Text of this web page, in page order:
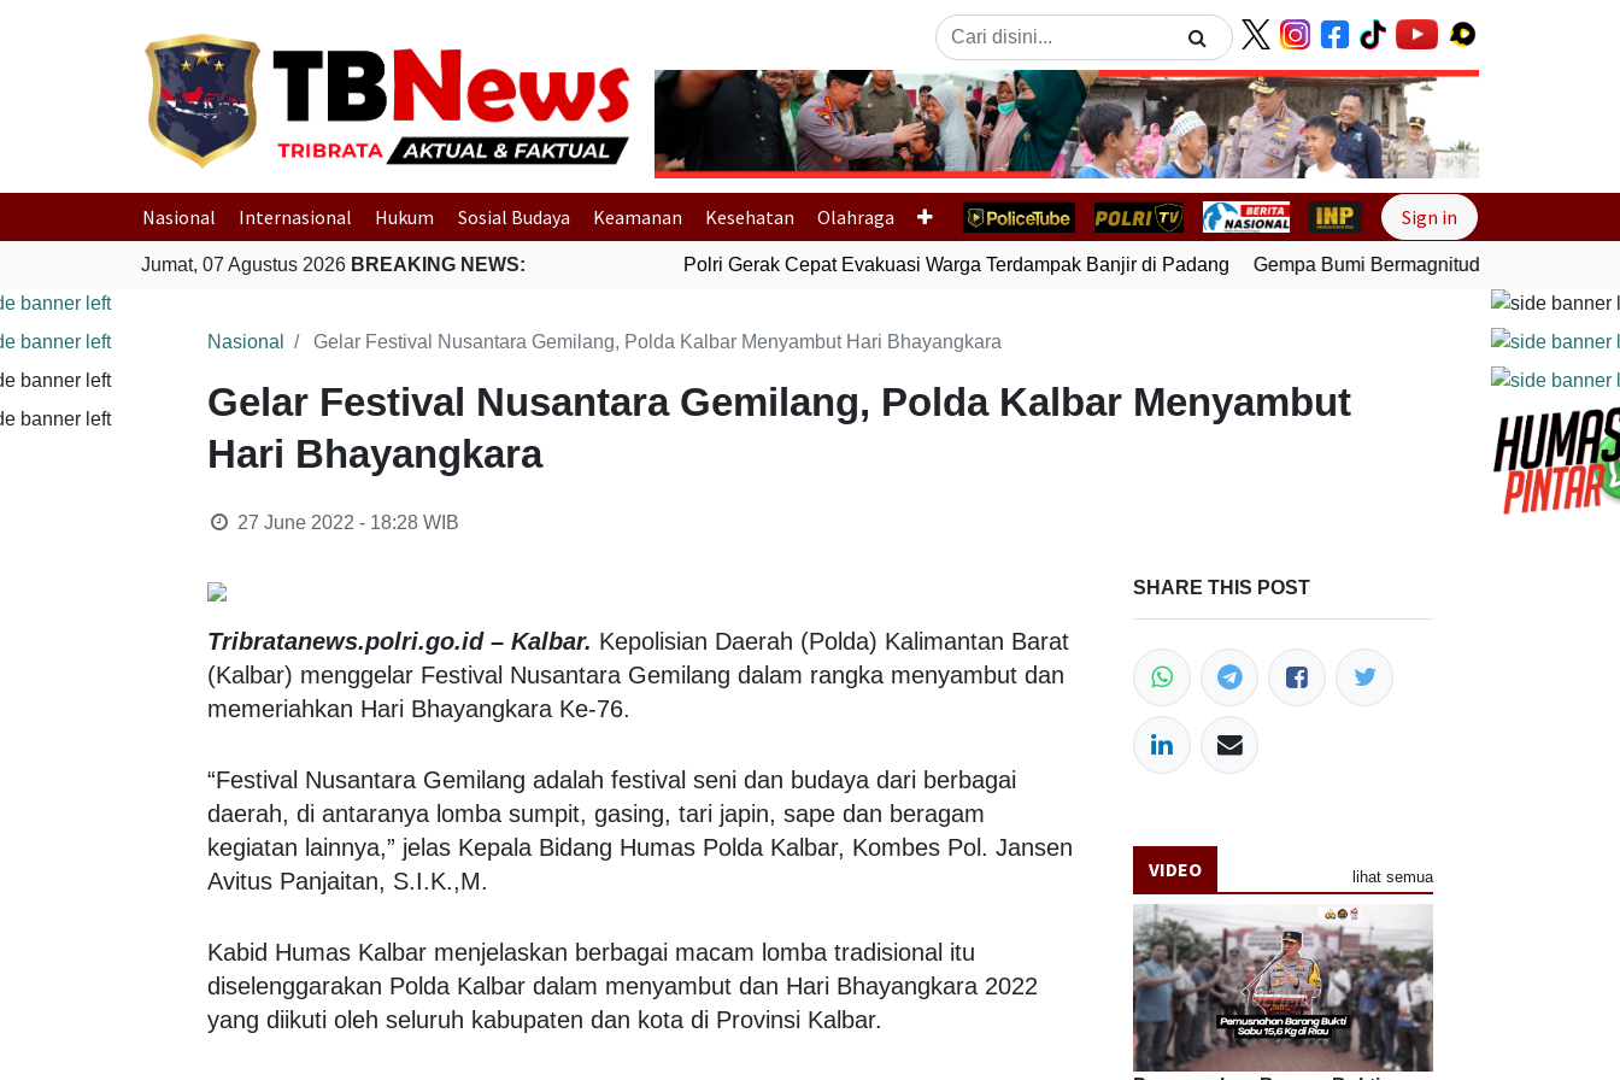
Previous Next
Nasional Internasional Hukum Sosial Budaya Keamanan Kesehatan Olahraga Sign in
Jumat, 07 Agustus 2026 BREAKING NEWS: Polri Gerak Cepat Evakuasi Warga Terdampak Banjir di Padang Gempa Bumi Bermagnitudo 5,1 Kembali
Nasional Gelar Festival Nusantara Gemilang, Polda Kalbar Menyambut Hari Bhayangkara
Gelar Festival Nusantara Gemilang, Polda Kalbar Menyambut
Hari Bhayangkara
27 June 2022 - 18:28WIB
Tribratanews.polri.go.id – Kalbar. Kepolisian Daerah (Polda) Kalimantan Barat
(Kalbar) menggelar Festival Nusantara Gemilang dalam rangka menyambut dan
memeriahkan Hari Bhayangkara Ke-76.
“Festival Nusantara Gemilang adalah festival seni dan budaya dari berbagai
daerah, di antaranya lomba sumpit, gasing, tari japin, sape dan beragam
kegiatan lainnya,” jelas Kepala Bidang Humas Polda Kalbar, Kombes Pol. Jansen
Avitus Panjaitan, S.I.K.,M.
Kabid Humas Kalbar menjelaskan berbagai macam lomba tradisional itu
diselenggarakan Polda Kalbar dalam menyambut dan Hari Bhayangkara 2022
yang diikuti oleh seluruh kabupaten dan kota di Provinsi Kalbar.
SHARE THIS POST
VIDEO lihat semua